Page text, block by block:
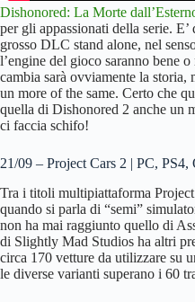
Dishonored: La Morte
per gli appassionati della serie. E’
grosso DLC stand alone, nel
l’engine del gioco saranno bene
cambia sarà ovviamente la storia,
un more of the same. Certo che
quella di Dishonored 2 anche un
ci faccia schifo!
21/09 – Project Cars 2 | PC, PS4,
Tra i titoli multipiattaforma
quando si parla di “semi”
non ha mai raggiunto quello di
di Slightly Mad Studios ha altri
circa 170 vetture da utilizzare su
le diverse varianti superano i 60